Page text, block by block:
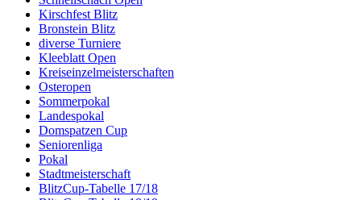
Kirschfest Blitz
Bronstein Blitz
diverse Turniere
Kleeblatt Open
Kreiseinzelmeisterschaften
Osteropen
Sommerpokal
Landespokal
Domspatzen Cup
Seniorenliga
Pokal
Stadtmeisterschaft
BlitzCup-Tabelle 17/18